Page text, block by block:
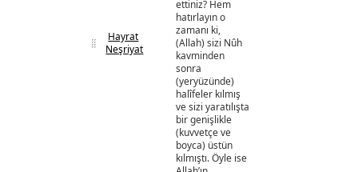
Hayrat
Neşriyat
ettiniz? Hem
hatırlayın o
zamanı ki,
(Allah) sizi Nûh
kavminden
sonra
(yeryüzünde)
halîfeler kılmış
ve sizi yaratılışta
bir genişlikle
(kuvvetçe ve
boyca) üstün
kılmıştı. Öyle ise